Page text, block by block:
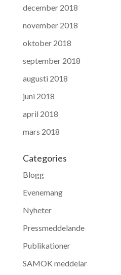
december 2018
november 2018
oktober 2018
september 2018
augusti 2018
juni 2018
april 2018
mars 2018
Categories
Blogg
Evenemang
Nyheter
Pressmeddelande
Publikationer
SAMOK meddelar